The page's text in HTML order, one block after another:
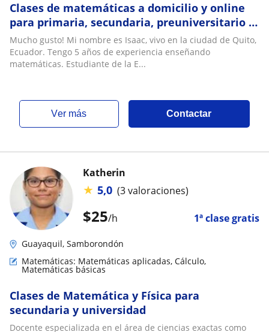
Clases de matemáticas a domicilio y online
para primaria, secundaria, preuniversitario y
nivelación
Mucho gusto! Mi nombre es Isaac, vivo en la ciudad de Quito,
Ecuador. Tengo 5 años de experiencia enseñando
matemáticas. Estudiante de la E...
ver más Contactar
$25/h 1ª clase gratis
Katherin
★ 5,0 (3 valoraciones)
Guayaquil, Samborondón
Matemáticas: Matemáticas aplicadas, Cálculo,
Matemáticas básicas
Clases de Matemática y Física para
secundaria y universidad
Docente especializada en el área de ciencias exactas como